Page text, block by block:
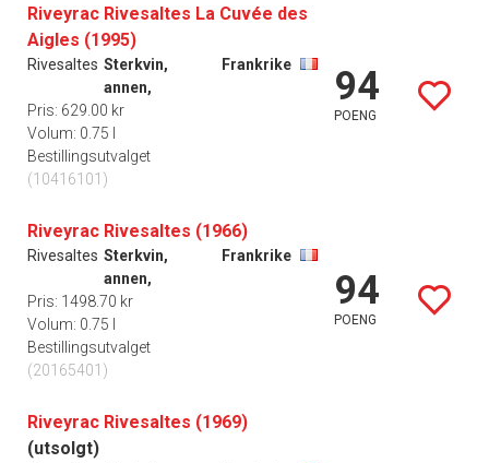
Riveyrac Rivesaltes La Cuvée des
Aigles (1995)
Rivesaltes Sterkvin,
annen,
Frankrike
Pris: 629.00 kr
Volum: 0.75 l
Bestillingsutvalget
(10416101)
94
POENG
Riveyrac Rivesaltes (1966)
Rivesaltes Sterkvin,
annen,
Frankrike
Pris: 1498.70 kr
Volum: 0.75 l
Bestillingsutvalget
(20165401)
94
POENG
Riveyrac Rivesaltes (1969)
(utsolgt)